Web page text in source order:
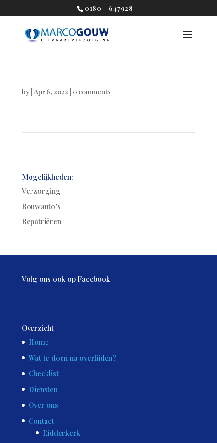
0180 - 647928
by Apr 6, 2022 0 comments
Mogelijkheden:
Verzorging
Rouwauto’s
Repatriëren
Volg ons ook op Facebook
Overzicht
Home
Wat te doen na overlijden?
Checklist
Diensten
Over ons
Contact
Ridderkerk